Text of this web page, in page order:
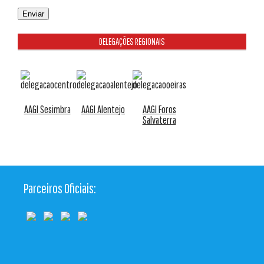
DELEGAÇÕES REGIONAIS
AAGI Sesimbra AAGI Alentejo
AAGI Foros
Salvaterra
Parceiros Oficiais: